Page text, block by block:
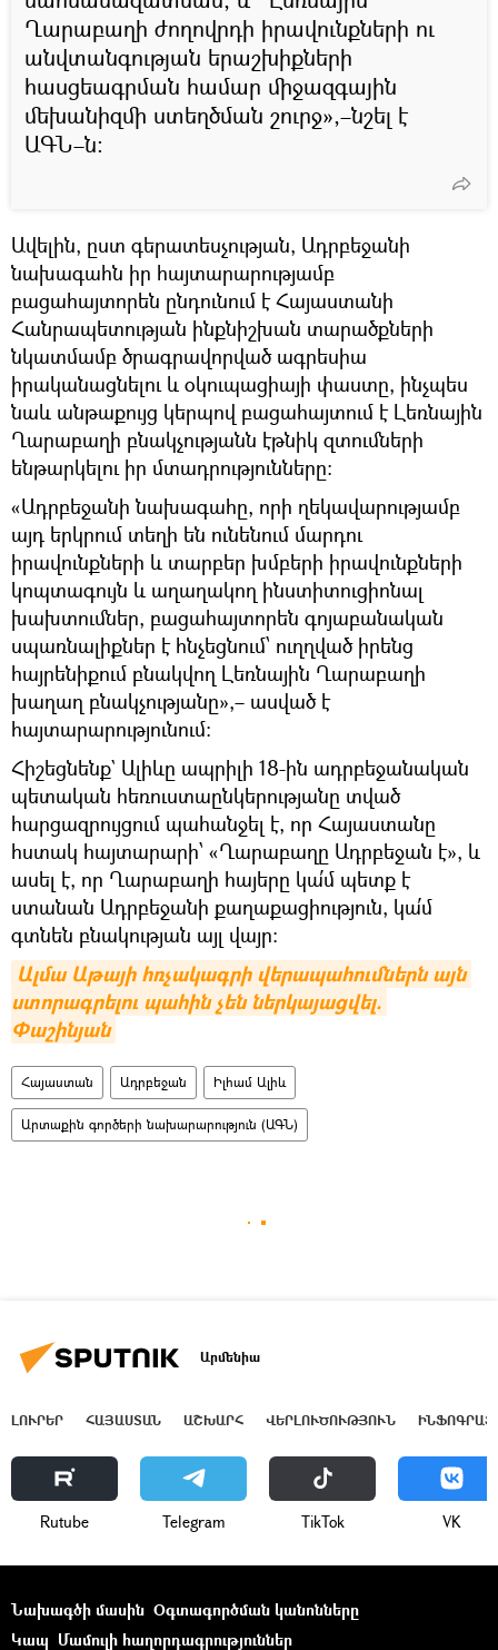
Ղարաբաղի ժողովրդի իրավունքների ու
անվտանգության երաշխիքների
հասցեագրման համար միջազգային
մեխանիզմի ստեղծման շուրջ»,–նշել է
ԱԳՆ–ն։
Ավելին, ըստ գերատեսչության, Ադրբեջանի
նախագահն իր հայտարարությամբ
բացահայտորեն ընդունում է Հայաստանի
Հանրապետության ինքնիշխան տարածքների
նկատմամբ ծրագրավորված ագրեսիա
իրականացնելու և օկուպացիայի փաստը, ինչպես
նաև անթաքույց կերպով բացահայտում է Լեռնային
Ղարաբաղի բնակչությանն էթնիկ զտումների
ենթարկելու իր մտադրությունները։
«Ադրբեջանի նախագահը, որի ղեկավարությամբ
այդ երկրում տեղի են ունենում մարդու
իրավունքների և տարբեր խմբերի իրավունքների
կոպտագույն և աղաղակող ինստիտուցիոնալ
խախտումներ, բացահայտորեն գոյաբանական
սպառնալիքներ է հնչեցնում՝ ուղղված իրենց
հայրենիքում բնակվող Լեռնային Ղարաբաղի
խաղաղ բնակչությանը»,– ասված է
հայտարարությունում։
Հիշեցնենք` Ալիևը ապրիլի 18-ին ադրբեջանական
պետական հեռուստաընկերությանը տված
հարցազրույցում պահանջել է, որ Հայաստանը
հստակ հայտարարի՝ «Ղարաբաղը Ադրբեջան է», և
ասել է, որ Ղարաբաղի հայերը կա՛մ պետք է
ստանան Ադրբեջանի քաղաքացիություն, կա՛մ
գտնեն բնակության այլ վայր։
Ալմա Աթայի հռչակագրի վերապահումներն այն
ստորագրելու պահին չեն ներկայացվել.
Փաշինյան
Հայաստան Ադրբեջան Իլհամ Ալիև
Արտաքին գործերի նախարարություն (ԱԳՆ)
Արմենիա
ԼՈՒՐԵՐ ՀԱՅԱՍՏԱՆ ԱՇԽԱՐՀ ՎԵՐԼՈՒԾՈՒԹՅՈՒՆ
Rutube Telegram ТikТоk VK
Նախագծի մասին Օգտագործման կանոնները
Կապ Մամուլի հաղորդագրություններ